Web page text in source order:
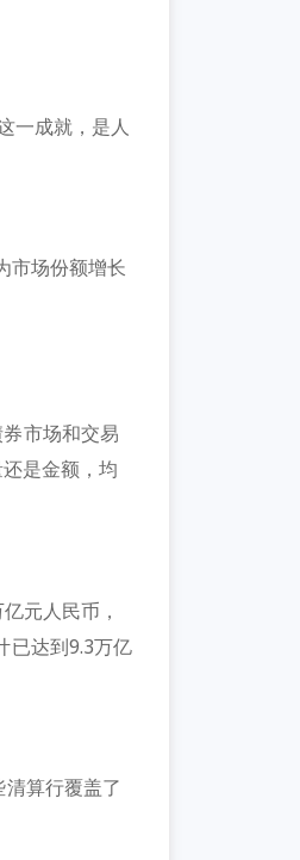
一成就，是人
市场份额增长
市场和交易
是金额，均
元人民币，
已达到9.3万亿
算行覆盖了